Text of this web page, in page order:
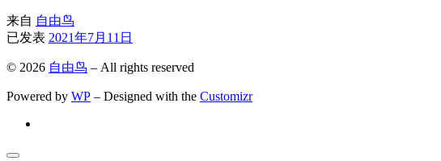
来自 自由鸟
已发表 2021年7月11日
© 2026 自由鸟 – All rights reserved
Powered by WP – Designed with the Customizr